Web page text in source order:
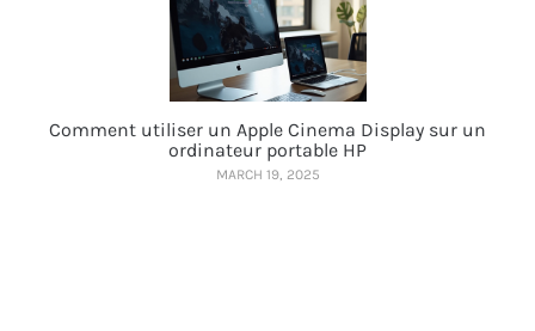
Comment utiliser un Apple Cinema Display sur un
ordinateur portable HP
MARCH 19, 2025